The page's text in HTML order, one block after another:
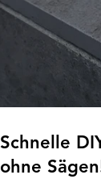
Schnelle
ohne